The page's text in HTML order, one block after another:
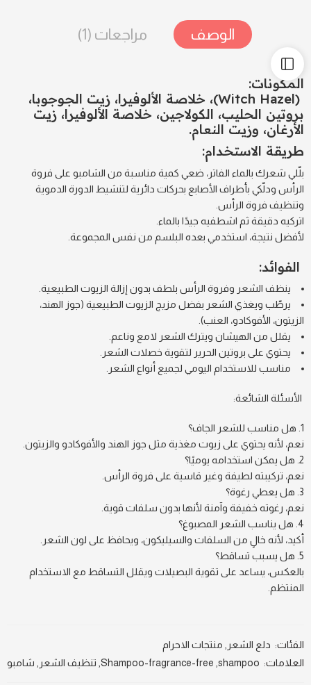
الوصف مراجعات (1)
المكونات:
(Witch Hazel)، خلاصة الألوفيرا، زيت الجوجوبا،
بروتين الحليب، الكولاجين، خلاصة الألوفيرا، زيت
الأرغان، وزيت النعام.
طريقة الاستخدام:
بلّلي شعرك بالماء الفاتر، ضعي كمية مناسبة من الشامبو على فروة
الرأس ودلّكي بأطراف الأصابع بحركات دائرية لتنشيط الدورة الدموية
وتنظيف فروة الرأس.
اتركيه دقيقة ثم اشطفيه جيدًا بالماء.
لأفضل نتيجة، استخدمي بعده البلسم من نفس المجموعة.
الفوائد:
ينظف الشعر وفروة الرأس بلطف بدون إزالة الزيوت الطبيعية.
يرطّب ويغذي الشعر بفضل مزيج الزيوت الطبيعية (جوز الهند،
الزيتون، الأفوكادو، العنب).
يقلل من الهيشان ويترك الشعر لامع وناعم.
يحتوي على بروتين الحرير لتقوية خصلات الشعر.
مناسب للاستخدام اليومي لجميع أنواع الشعر.
الأسئلة الشائعة:
هل مناسب للشعر الجاف؟
نعم، لأنه يحتوي على زيوت مغذية مثل جوز الهند والأفوكادو والزيتون.
هل يمكن استخدامه يوميًا؟
نعم، تركيبته لطيفة وغير قاسية على فروة الرأس.
هل يعطي رغوة؟
نعم، رغوته خفيفة وآمنة لأنها بدون سلفات قوية.
هل يناسب الشعر المصبوغ؟
أكيد، لأنه خالٍ من السلفات والسيليكون، ويحافظ على لون الشعر.
هل يسبب تساقط؟
بالعكس، يساعد على تقوية البصيلات ويقلل التساقط مع الاستخدام
المنتظم.
الفئات: دلع الشعر , منتجات الاحرام
العلامات: shampoo
,
Shampoo-fragrance-free
, تنظيف الشعر , شامبو